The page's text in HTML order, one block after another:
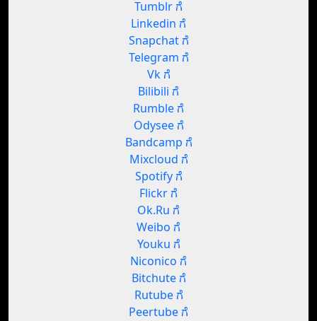
Tumblr ಗೆ
Linkedin ಗೆ
Snapchat ಗೆ
Telegram ಗೆ
Vk ಗೆ
Bilibili ಗೆ
Rumble ಗೆ
Odysee ಗೆ
Bandcamp ಗೆ
Mixcloud ಗೆ
Spotify ಗೆ
Flickr ಗೆ
Ok.Ru ಗೆ
Weibo ಗೆ
Youku ಗೆ
Niconico ಗೆ
Bitchute ಗೆ
Rutube ಗೆ
Peertube ಗೆ